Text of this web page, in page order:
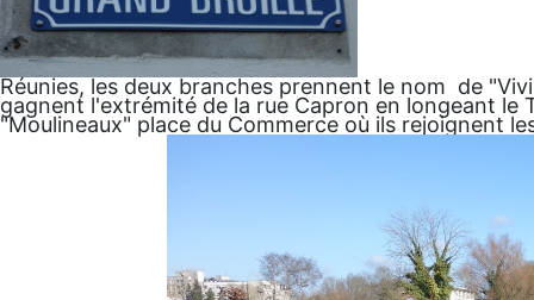
Réunies, les deux branches prennent le nom de
gagnent l'extrémité de la rue Capron en longeant le
"Moulineaux" place du Commerce où ils rejoignent